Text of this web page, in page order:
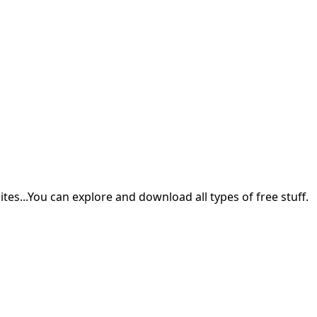
can explore and download all types of free stuff.